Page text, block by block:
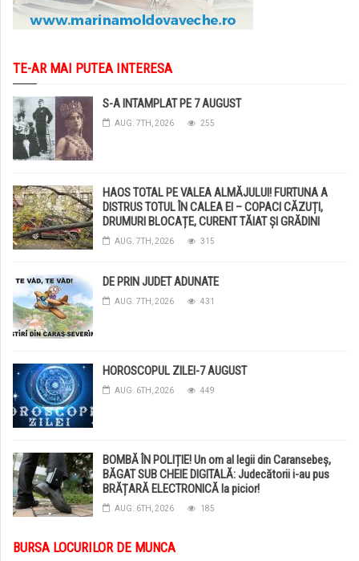
TE-AR MAI PUTEA INTERESA
S-A INTAMPLAT PE 7 AUGUST
AUG. 7TH, 2026 255
HAOS TOTAL PE VALEA ALMĂJULUI! FURTUNA A
DISTRUS TOTUL ÎN CALEA EI – COPACI CĂZUȚI,
DRUMURI BLOCAȚE, CURENT TĂIAT ȘI GRĂDINI
DISTRUSE DE GRINDINĂ!
AUG. 7TH, 2026 315
DE PRIN JUDET ADUNATE
AUG. 7TH, 2026 431
HOROSCOPUL ZILEI-7 AUGUST
AUG. 6TH, 2026 449
BOMBĂ ÎN POLIȚIE! Un om al legii din Caransebeș,
BĂGAT SUB CHEIE DIGITALĂ: Judecătorii i-au pus
BRĂȚARĂ ELECTRONICĂ la picior!
AUG. 6TH, 2026 185
BURSA LOCURILOR DE MUNCA